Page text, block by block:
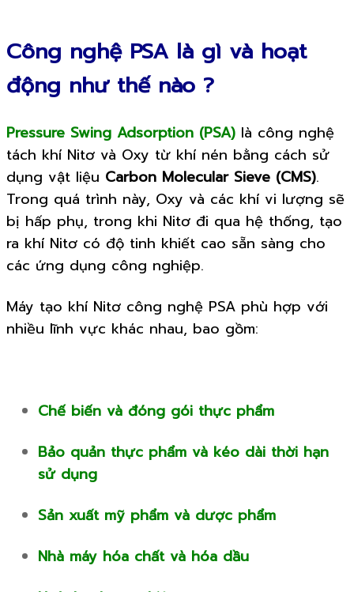
Công nghệ PSA là gì và hoạt
động như thế nào ?
Pressure Swing Adsorption (PSA) là công nghệ
tách khí Nitơ và Oxy từ khí nén bằng cách sử
dụng vật liệu Carbon Molecular Sieve (CMS).
Trong quá trình này, Oxy và các khí vi lượng sẽ
bị hấp phụ, trong khi Nitơ đi qua hệ thống, tạo
ra khí Nitơ có độ tinh khiết cao sẵn sàng cho
các ứng dụng công nghiệp.
Máy tạo khí Nitơ công nghệ PSA phù hợp với
nhiều lĩnh vực khác nhau, bao gồm:
Chế biến và đóng gói thực phẩm
Bảo quản thực phẩm và kéo dài thời hạn
sử dụng
Sản xuất mỹ phẩm và dược phẩm
Nhà máy hóa chất và hóa dầu